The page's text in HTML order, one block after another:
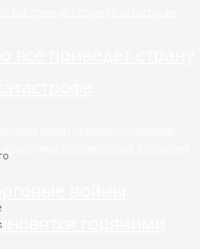
всё приведёт страну
войны
горячими